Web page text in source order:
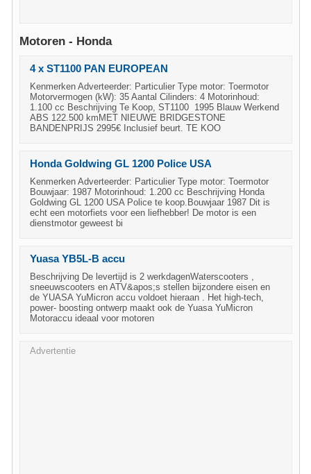
Motoren - Honda
4 x ST1100 PAN EUROPEAN
Kenmerken Adverteerder: Particulier Type motor: Toermotor
Motorvermogen (kW): 35 Aantal Cilinders: 4 Motorinhoud:
1.100 cc Beschrijving Te Koop, ST1100 1995 Blauw Werkend
ABS 122.500 kmMET NIEUWE BRIDGESTONE
BANDENPRIJS 2995€ Inclusief beurt. TE KOO
Honda Goldwing GL 1200 Police USA
Kenmerken Adverteerder: Particulier Type motor: Toermotor
Bouwjaar: 1987 Motorinhoud: 1.200 cc Beschrijving Honda
Goldwing GL 1200 USA Police te koop.Bouwjaar 1987 Dit is
echt een motorfiets voor een liefhebber! De motor is een
dienstmotor geweest bi
Yuasa YB5L-B accu
Beschrijving De levertijd is 2 werkdagenWaterscooters ,
sneeuwscooters en ATV&apos;s stellen bijzondere eisen en
de YUASA YuMicron accu voldoet hieraan . Het high-tech,
power- boosting ontwerp maakt ook de Yuasa YuMicron
Motoraccu ideaal voor motoren
Advertentie